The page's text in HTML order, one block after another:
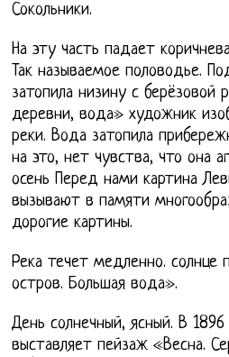
Сокольники.
На эту часть падает
Так называемое половодье.
затопила низину с берёзовой
деревни, вода» художник
реки. Вода затопила
на это, нет чувства, что она
осень Перед нами картина
вызывают в памяти
дорогие картины.
Река течет медленно. солнце
остров. Большая вода».
День солнечный, ясный. В
выставляет пейзаж «Весна.